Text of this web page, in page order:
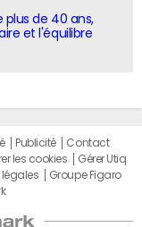
plus de 40 ans,
et l'équilibre
Publicité
Contact
les cookies
Gérer Utiq
légales
Groupe Figaro